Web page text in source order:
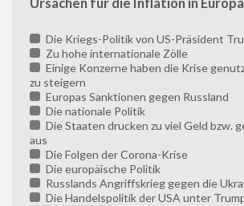
Die Kriegs-Politik von US-Präsident
Zu hohe internationale Zölle
Einige Konzerne haben die Krise
zu steigern
Europas Sanktionen gegen Russland
Die nationale Politik
Die Staaten drucken zu viel Geld bzw.
aus
Die Folgen der Corona-Krise
Die europäische Politik
Russlands Angriffskrieg gegen die
Die Handelspolitik der USA unter